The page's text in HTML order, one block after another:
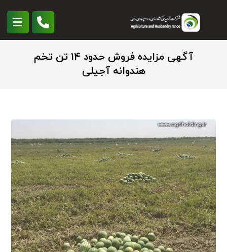
آگهی مزایده فروش حدود ۱۴ تن تخم
هندوانه آجیلی